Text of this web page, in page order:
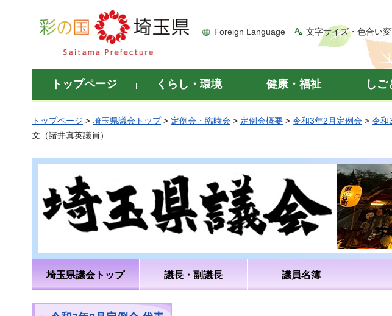
彩の国 埼玉県
Foreign Language 文字サイズ・色合い
トップページ くらし・環境 健康・福祉 しご
トップページ > 埼玉県議会トップ> 定例会・臨時会 > 定例会概要 > 令和3年2月定例会 > 令和
文（諸井真英議員）
埼玉県議会トップ 議長・副議長 議員名簿